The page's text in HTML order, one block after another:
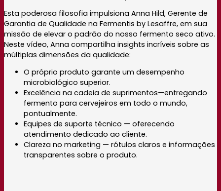
Esta poderosa filosofia impulsiona Anna Hild, Gerente de
Garantia de Qualidade na Fermentis by Lesaffre, em sua
missão de elevar o padrão do nosso fermento seco ativo.
Neste vídeo, Anna compartilha insights incríveis sobre as
múltiplas dimensões da qualidade:
O próprio produto garante um desempenho
microbiológico superior.
Excelência na cadeia de suprimentos—entregando
fermento para cervejeiros em todo o mundo,
pontualmente.
Equipes de suporte técnico — oferecendo
atendimento dedicado ao cliente.
Clareza no marketing — rótulos claros e informações
transparentes sobre o produto.